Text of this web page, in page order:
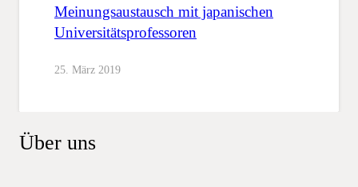
Meinungsaustausch mit japanischen
Universitätsprofessoren
25. März 2019
Über uns